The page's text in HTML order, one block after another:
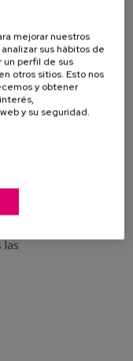
Sebastián)
con las
la OMS en
de 2026
Un Mundo
las
mejorar nuestros
sus hábitos de
un perfil de sus
otros sitios. Esto nos
y obtener
y su seguridad.